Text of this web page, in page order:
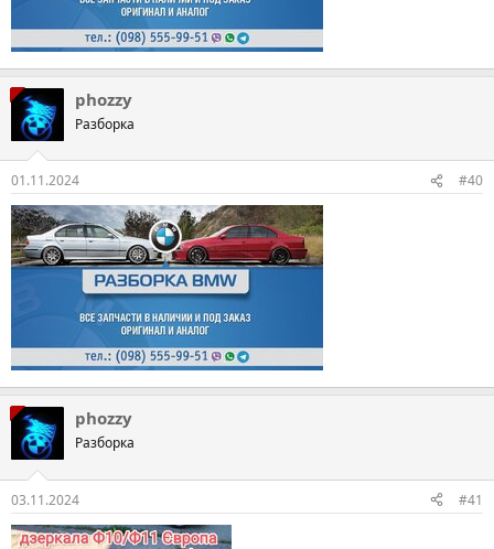
phozzy
Разборка
01.11.2024 #40
phozzy
Разборка
03.11.2024 #41